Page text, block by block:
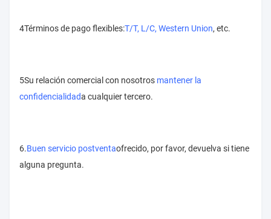
4Términos de pago flexibles:T/T, L/C, Western Union, etc.
5Su relación comercial con nosotros mantener la
confidencialidada cualquier tercero.
6.Buen servicio postventaofrecido, por favor, devuelva si tiene
alguna pregunta.